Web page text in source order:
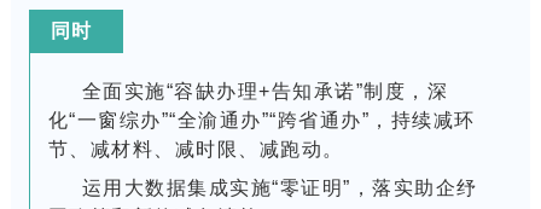
同时
全面实施“容缺办理+告知承诺”制度，深
化“一窗综办”“全渝通办”“跨省通办”，持续减环
节、减材料、减时限、减跑动。
运用大数据集成实施“零证明”，落 实助企纾